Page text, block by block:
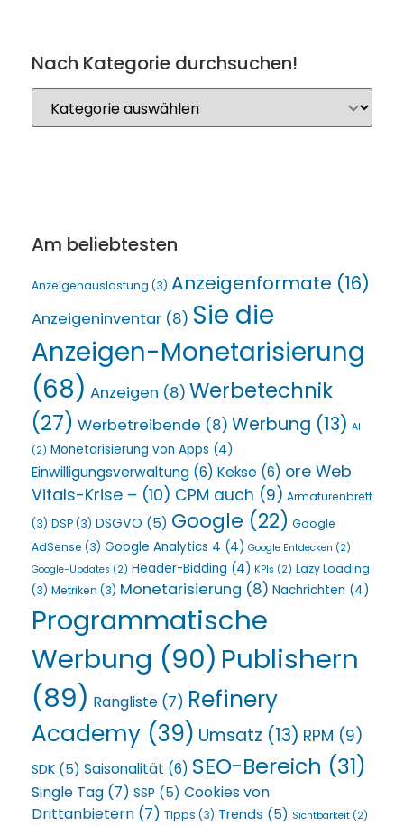
Nach Kategorie durchsuchen!
Am beliebtesten
Anzeigenauslastung (3) Anzeigenformate (16)
Anzeigeninventar (8) Sie die
Anzeigen-Monetarisierung
(68) Anzeigen (8) Werbetechnik
(27) Werbetreibende (8) Werbung (13) AI
(2) Monetarisierung von Apps (4)
Einwilligungsverwaltung (6) Kekse (6) ore Web
Vitals-Krise – (10) CPM auch (9) Armaturenbrett
(3) DSP(3) DSGVO (5) Google (22) Google
AdSense (3) Google Analytics 4 (4) Google Entdecken (2)
Google-Updates (2) Header-Bidding (4) KPIs (2) Lazy Loading
(3) Metriken (3) Monetarisierung (8) Nachrichten (4)
Programmatische
Werbung (90) Publishern
(89) Rangliste (7) Refinery
Academy (39) Umsatz (13) RPM (9)
SDK (5) Saisonalität (6) SEO-Bereich (31)
Single Tag (7) SSP (5) Cookies von
Drittanbietern (7) Tipps (3) Trends (5) Sichtbarkeit (2)